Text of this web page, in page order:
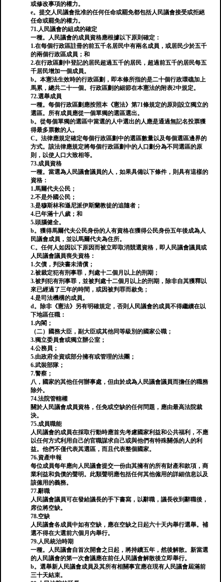
或修改事項的權力。
e。提交人民議會批准的任何任命或罷免都包括人民議會接受或拒絕
任命或罷免的權力。
71.人民議會的組成的確定
一種。人民議會的成員資格應根據以下原則確定：
1.在每個行政區註冊的前五千名居民中有兩名成員，或居民少於五千
的兩個行政區成員；和
2.在行政區劃中登記的居民超過五千的居民，超過前五千的居民每五
千居民增加一個成員。
b。本憲法生效時的行政區劃，即本條所指的是二十個行政環礁加上
馬累，總共二十一個。行政區劃的細節在本憲法的附表2中規定。
72.選舉成員
一種。每個行政區劃應按照本《憲法》第71條規定的原則設立獨立的
選區。所有成員應從一個單獨的選區選出。
b。從每個單獨的選區中當選的人中選出的人應是通過無記名投票獲
得最多票數的人。
C。法律應規定確定每個行政區劃中的選區數量以及每個選區邊界的
方式。該法律應規定將每個行政區劃中的人口劃分為不同選區的原
則，以使人口大致相等。
73.成員資格
一種。當選為人民議會議員的人，如果具備以下條件，則具有這樣的
資格：
1.馬爾代夫公民；
2.不是外國公民；
3.是穆斯林和遜尼派伊斯蘭教徒的追隨者；
4.已年滿十八歲；和
5.頭腦健全。
b。獲得馬爾代夫公民身份的人有資格在獲得公民身份五年後成為人
民議會成員，並以馬爾代夫為住所。
C。任何人如因以下原因而被立即取消競選資格，即人民議會議員或
人民議會議員喪失資格：
1.欠債，判決書未清償；
2.被裁定犯有刑事罪，判處十二個月以上的刑期；
3.被判犯有刑事罪，並被判處十二個月以上的刑期，除非自其獲釋以
來已經過了三年的時間，或因被判罪而赦免；
4.是司法機構的成員。
d。除非《憲法》另有明確規定，否則人民議會的成員不得繼續在以
下地區任職：
1.內閣；
（二）國務大臣，副大臣或其他同等級別的國家公職；
3.獨立委員會或獨立辦公室；
4.公務員；
5.由政府全資或部分擁有或管理的法團；
6.武裝部隊；
7.警察；
八，國家的其他任何辦事處，但由於成為人民議會議員而擔任的職務
除外。
74.法院管轄權
關於人民議會成員資格，任免或空缺的任何問題，應由最高法院裁
決。
75.成員職能
人民議會的成員在採取行動時應首先考慮國家利益和公共福利，不應
以任何方式利用自己的官職謀求自己或與他們有特殊關係的人的利
益。他們不僅代表其選區，而且代表整個國家。
76.資產申報
每位成員每年應向人民議會提交一份由其擁有的所有財產和款項，商
業利益和負債的聲明。此類聲明應包括任何其他僱用的詳細信息以及
該僱用的義務。
77.辭職
人民議會議員可在發給議長的手下書寫，以辭職，議長收到辭職後，
席位將空缺。
78.空缺
人民議會各成員中如有空缺，應在空缺之日起六十天內舉行選舉。補
選不得在大選前六個月內舉行。
79.人民統治時期
一種。人民議會自首次開會之日起，將持續五年，然後解散。新當選
的人民議會的第一次會議應在前任人民議會解散後立即舉行。
b。選舉新人民議會成員及其所有相關事宜應在現有人民議會屆滿前
三十天結束。